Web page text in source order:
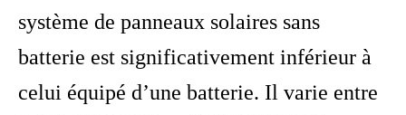
système de panneaux solaires sans
batterie est significativement inférieur à
celui équipé d’une batterie. Il varie entre